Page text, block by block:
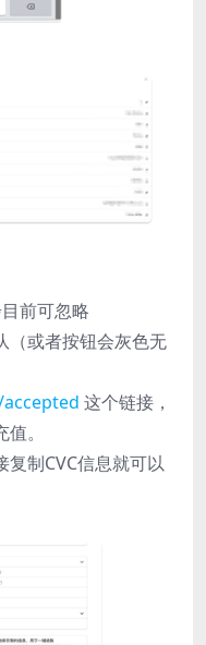
前可忽略
（或者按钮会灰色无
这个链接，
。
制CVC信息就可以